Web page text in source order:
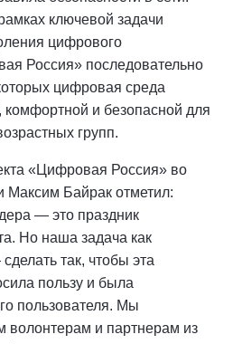
ключевой задачи
цифрового
Россия» последовательно
цифровая среда
комфортной и безопасной для
групп.
«Цифровая Россия» во
Максим Байрак отметил:
— это праздник
Но наша задача как
так, чтобы эта
пользу и была
пользователя. Мы
и партнерам из